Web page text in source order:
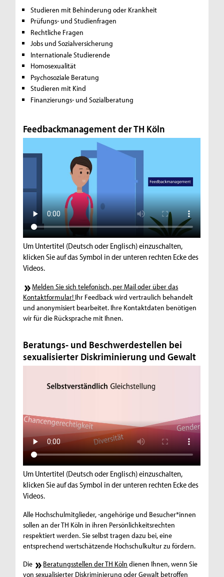
Studieren mit Behinderung oder Krankheit
Prüfungs- und Studienfragen
Rechtliche Fragen
Jobs und Sozialversicherung
Internationale Studierende
Homosexualität
Psychosoziale Beratung
Studieren mit Kind
Finanzierungs- und Sozialberatung
Feedbackmanagement der TH Köln
Um Untertitel (Deutsch oder Englisch) einzuschalten,
klicken Sie auf das Symbol in der unteren rechten Ecke des
Videos.
Melden Sie sich telefonisch, per Mail oder über das
Kontaktformular! Ihr Feedback wird vertraulich behandelt
und anonymisiert bearbeitet. Ihre Kontaktdaten benötigen
wir für die Rücksprache mit Ihnen.
Beratungs- und Beschwerdestellen bei
sexualisierter Diskriminierung und Gewalt
Um Untertitel (Deutsch oder Englisch) einzuschalten,
klicken Sie auf das Symbol in der unteren rechten Ecke des
Videos.
Alle Hochschulmitglieder, -angehörige und Besucher*innen
sollen an der TH Köln in ihren Persönlichkeitsrechten
respektiert werden. Sie selbst tragen dazu bei, eine
entsprechend wertschätzende Hochschulkultur zu fördern.
Die
Beratungsstellen der TH Köln dienen Ihnen, wenn Sie
von sexualisierter Diskriminierung oder Gewalt betroffen